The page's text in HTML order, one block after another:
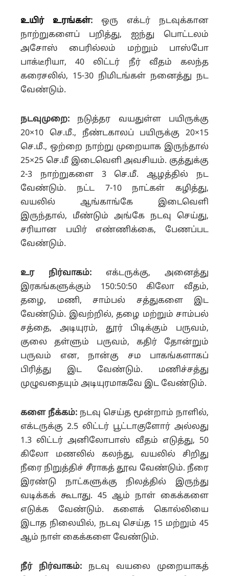
உயிர் உரங்கள்: ஒரு எக்டர் நடவுக்கான
நாற்றுகளைப் பறித்து, ஐந்து பொட்டலம்
அசோஸ் பைரில்லம் மற்றும் பாஸ்போ
பாக்டீரியா, 40 லிட்டர் நீர் வீதம் கலந்த
கரைசலில், 15-30 நிமிடங்கள் நனைத்து நட
வேண்டும்.
நடவுமுறை: நடுத்தர வயதுள்ள பயிருக்கு
20×10 செ.மீ., நீண்டகாலப் பயிருக்கு 20×15
செ.மீ., ஒற்றை நாற்று முறையாக இருந்தால்
25×25 செ.மீ இடைவெளி அவசியம். குத்துக்கு
2-3 நாற்றுகளை 3 செ.மீ. ஆழத்தில் நட
வேண்டும். நட்ட 7-10 நாட்கள் கழித்து,
வயலில் ஆங்காங்கே இடைவெளி
இருந்தால், மீண்டும் அங்கே நடவு செய்து,
சரியான பயிர் எண்ணிக்கை, பேணப்பட
வேண்டும்.
உர நிர்வாகம்: எக்டருக்கு, அனைத்து
இரகங்களுக்கும் 150:50:50 கிலோ வீதம்,
தழை, மணி, சாம்பல் சத்துகளை இட
வேண்டும். இவற்றில், தழை மற்றும் சாம்பல்
சத்தை, அடியுரம், தூர் பிடிக்கும் பருவம்,
குலை தள்ளும் பருவம், கதிர் தோன்றும்
பருவம் என, நான்கு சம பாகங்களாகப்
பிரித்து இட வேண்டும். மணிச்சத்து
முழுவதையும் அடியுரமாகவே இட வேண்டும்.
களை நீக்கம்: நடவு செய்த மூன்றாம் நாளில்,
எக்டருக்கு 2.5 லிட்டர் பூட்டாகுளோர் அல்லது
1.3 லிட்டர் அனிலோபாஸ் வீதம் எடுத்து, 50
கிலோ மணலில் கலந்து, வயலில் சிறிது
நீரை நிறுத்திச் சீராகத் தூவ வேண்டும். நீரை
இரண்டு நாட்களுக்கு நிலத்தில் இருந்து
வடிக்கக் கூடாது. 45 ஆம் நாள் கைக்களை
எடுக்க வேண்டும்.களைக் கொல்லியை
இடாத நிலையில், நடவு செய்த 15 மற்றும் 45
ஆம் நாள் கைக்களை வேண்டும்.
நீர் நிர்வாகம்: நடவு வயலை முறையாகத்